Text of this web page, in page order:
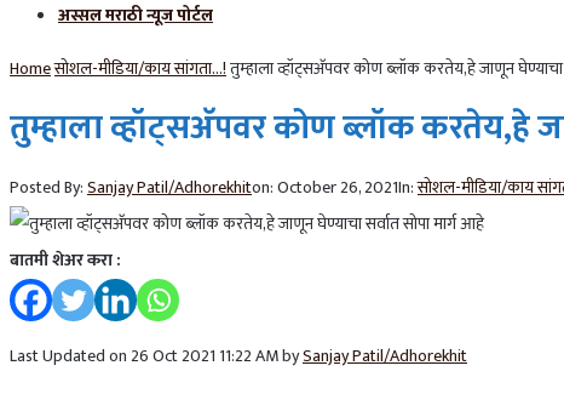
अस्सल मराठी न्यूज पोर्टल
Homeसोशल-मीडिया/काय सांगता...!तुम्हाला व्हॉट्सअ‍ॅपवर कोण ब्लॉक करतेय,हे जाणून घेण्याचा
तुम्हाला व्हॉट्सअ‍ॅपवर कोण ब्लॉक करतेय,हे
Posted By:Sanjay Patil/Adhorekhiton:October 26, 2021In:सोशल-मीडिया/काय
बातमी शेअर करा :
Last Updated on 26 Oct 2021 11:22 AM bySanjay Patil/Adhorekhit